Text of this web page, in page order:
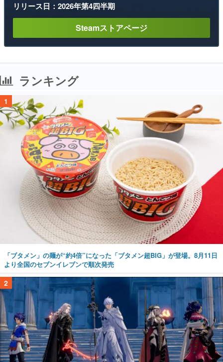
リリース日：2026年第4四半期
Steamストアページ
ランキング
1
「ブタメン」の麺が“約4倍”になった「ブタメン超BIG」が登場。8月11日
より全国のセブンイレブンで順次発売
2